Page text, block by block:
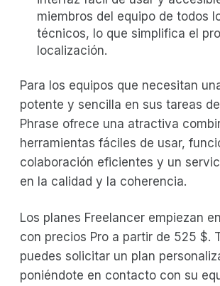
miembros del equipo de todos
técnicos, lo que simplifica el
localización.
Para los equipos que necesitan
potente y sencilla en sus tareas
Phrase ofrece una atractiva
herramientas fáciles de usar,
colaboración eficientes y un
en la calidad y la coherencia.
Los planes Freelancer empiezan
con precios Pro a partir de 525 $.
puedes solicitar un plan
poniéndote en contacto con su